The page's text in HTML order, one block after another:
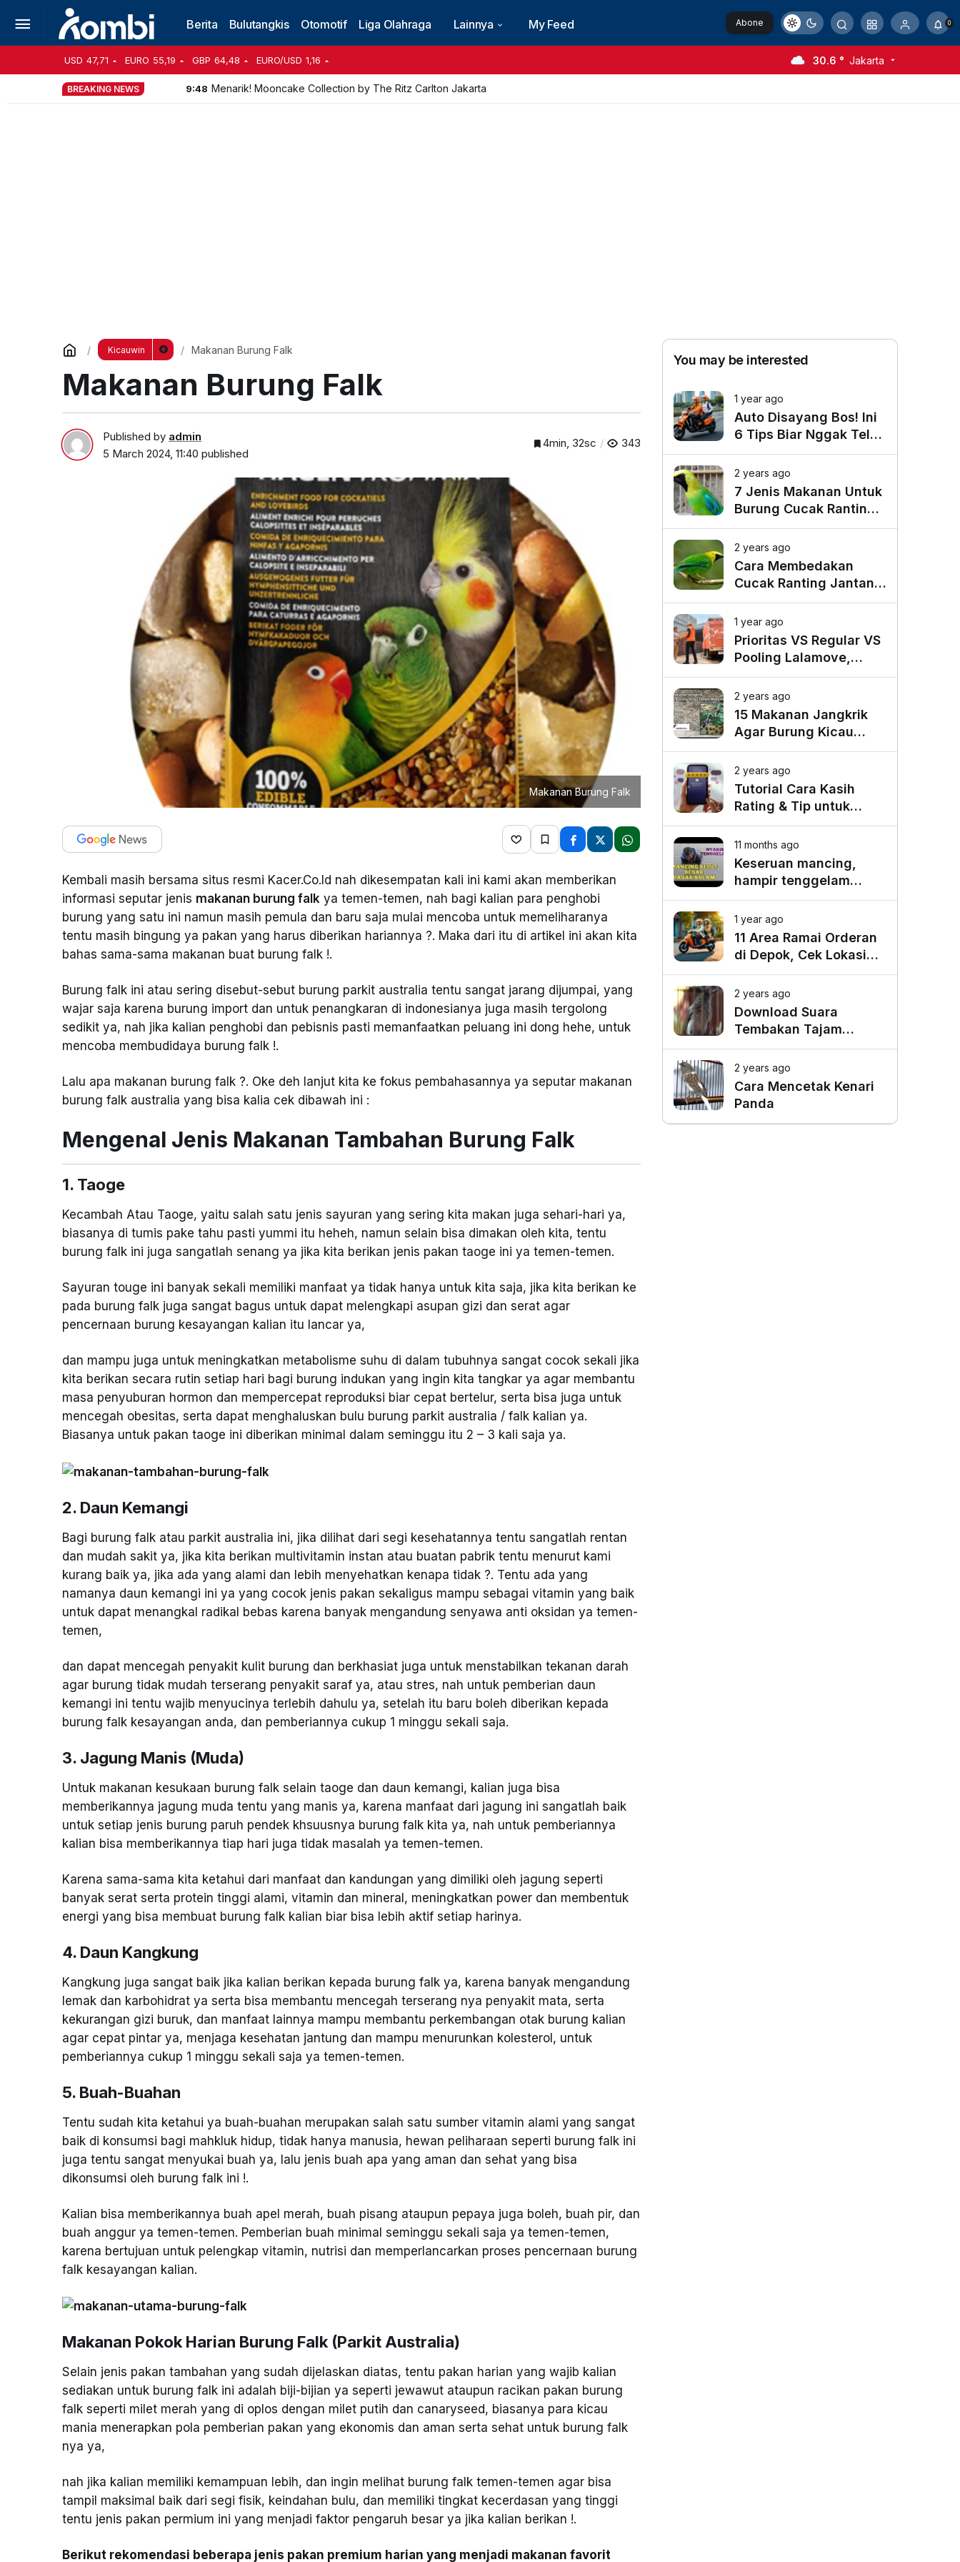
Berita Bulutangkis Otomotif Liga Olahraga Lainnya My Feed Abone
Ol
0
USD 47,71 EURO 55,19 GBP 64,48 EURO/USD 1,16 30.6 ° Jakarta
BREAKING NEWS 9:48 Menarik! Mooncake Collection by The Ritz Carlton Jakarta
Kicauwin Makanan Burung Falk
Makanan Burung Falk
Published by admin
5 March 2024, 11:40 published
4min, 32sc 343
Makanan Burung Falk
Kembali masih bersama situs resmi Kacer.Co.Id nah dikesempatan kali ini kami akan memberikan
informasi seputar jenis makanan burung falk ya temen-temen, nah bagi kalian para penghobi
burung yang satu ini namun masih pemula dan baru saja mulai mencoba untuk memeliharanya
tentu masih bingung ya pakan yang harus diberikan hariannya ?. Maka dari itu di artikel ini akan kita
bahas sama-sama makanan buat burung falk !.
Burung falk ini atau sering disebut-sebut burung parkit australia tentu sangat jarang dijumpai, yang
wajar saja karena burung import dan untuk penangkaran di indonesianya juga masih tergolong
sedikit ya, nah jika kalian penghobi dan pebisnis pasti memanfaatkan peluang ini dong hehe, untuk
mencoba membudidaya burung falk !.
Lalu apa makanan burung falk ?. Oke deh lanjut kita ke fokus pembahasannya ya seputar makanan
burung falk australia yang bisa kalia cek dibawah ini :
Mengenal Jenis Makanan Tambahan Burung Falk
1. Taoge
Kecambah Atau Taoge, yaitu salah satu jenis sayuran yang sering kita makan juga sehari-hari ya,
biasanya di tumis pake tahu pasti yummi itu heheh, namun selain bisa dimakan oleh kita, tentu
burung falk ini juga sangatlah senang ya jika kita berikan jenis pakan taoge ini ya temen-temen.
Sayuran touge ini banyak sekali memiliki manfaat ya tidak hanya untuk kita saja, jika kita berikan ke
pada burung falk juga sangat bagus untuk dapat melengkapi asupan gizi dan serat agar
pencernaan burung kesayangan kalian itu lancar ya,
dan mampu juga untuk meningkatkan metabolisme suhu di dalam tubuhnya sangat cocok sekali jika
kita berikan secara rutin setiap hari bagi burung indukan yang ingin kita tangkar ya agar membantu
masa penyuburan hormon dan mempercepat reproduksi biar cepat bertelur, serta bisa juga untuk
mencegah obesitas, serta dapat menghaluskan bulu burung parkit australia / falk kalian ya.
Biasanya untuk pakan taoge ini diberikan minimal dalam seminggu itu 2 – 3 kali saja ya.
2. Daun Kemangi
Bagi burung falk atau parkit australia ini, jika dilihat dari segi kesehatannya tentu sangatlah rentan
dan mudah sakit ya, jika kita berikan multivitamin instan atau buatan pabrik tentu menurut kami
kurang baik ya, jika ada yang alami dan lebih menyehatkan kenapa tidak ?. Tentu ada yang
namanya daun kemangi ini ya yang cocok jenis pakan sekaligus mampu sebagai vitamin yang baik
untuk dapat menangkal radikal bebas karena banyak mengandung senyawa anti oksidan ya temen-
temen,
dan dapat mencegah penyakit kulit burung dan berkhasiat juga untuk menstabilkan tekanan darah
agar burung tidak mudah terserang penyakit saraf ya, atau stres, nah untuk pemberian daun
kemangi ini tentu wajib menyucinya terlebih dahulu ya, setelah itu baru boleh diberikan kepada
burung falk kesayangan anda, dan pemberiannya cukup 1 minggu sekali saja.
3. Jagung Manis (Muda)
Untuk makanan kesukaan burung falk selain taoge dan daun kemangi, kalian juga bisa
memberikannya jagung muda tentu yang manis ya, karena manfaat dari jagung ini sangatlah baik
untuk setiap jenis burung paruh pendek khsuusnya burung falk kita ya, nah untuk pemberiannya
kalian bisa memberikannya tiap hari juga tidak masalah ya temen-temen.
Karena sama-sama kita ketahui dari manfaat dan kandungan yang dimiliki oleh jagung seperti
banyak serat serta protein tinggi alami, vitamin dan mineral, meningkatkan power dan membentuk
energi yang bisa membuat burung falk kalian biar bisa lebih aktif setiap harinya.
4. Daun Kangkung
Kangkung juga sangat baik jika kalian berikan kepada burung falk ya, karena banyak mengandung
lemak dan karbohidrat ya serta bisa membantu mencegah terserang nya penyakit mata, serta
kekurangan gizi buruk, dan manfaat lainnya mampu membantu perkembangan otak burung kalian
agar cepat pintar ya, menjaga kesehatan jantung dan mampu menurunkan kolesterol, untuk
pemberiannya cukup 1 minggu sekali saja ya temen-temen.
5. Buah-Buahan
Tentu sudah kita ketahui ya buah-buahan merupakan salah satu sumber vitamin alami yang sangat
baik di konsumsi bagi mahkluk hidup, tidak hanya manusia, hewan peliharaan seperti burung falk ini
juga tentu sangat menyukai buah ya, lalu jenis buah apa yang aman dan sehat yang bisa
dikonsumsi oleh burung falk ini !.
Kalian bisa memberikannya buah apel merah, buah pisang ataupun pepaya juga boleh, buah pir, dan
buah anggur ya temen-temen. Pemberian buah minimal seminggu sekali saja ya temen-temen,
karena bertujuan untuk pelengkap vitamin, nutrisi dan memperlancarkan proses pencernaan burung
falk kesayangan kalian.
Makanan Pokok Harian Burung Falk (Parkit Australia)
Selain jenis pakan tambahan yang sudah dijelaskan diatas, tentu pakan harian yang wajib kalian
sediakan untuk burung falk ini adalah biji-bijian ya seperti jewawut ataupun racikan pakan burung
falk seperti milet merah yang di oplos dengan milet putih dan canaryseed, biasanya para kicau
mania menerapkan pola pemberian pakan yang ekonomis dan aman serta sehat untuk burung falk
nya ya,
nah jika kalian memiliki kemampuan lebih, dan ingin melihat burung falk temen-temen agar bisa
tampil maksimal baik dari segi fisik, keindahan bulu, dan memiliki tingkat kecerdasan yang tinggi
tentu jenis pakan permium ini yang menjadi faktor pengaruh besar ya jika kalian berikan !.
Berikut rekomendasi beberapa jenis pakan premium harian yang menjadi makanan favorit
You may be interested
1 year ago
Auto Disayang Bos! Ini
6 Tips Biar Nggak Telat
Datang ke Kantor
2 years ago
7 Jenis Makanan Untuk
Burung Cucak Ranting
Agar Gacor
2 years ago
Cara Membedakan
Cucak Ranting Jantan
Dan Betina
1 year ago
Prioritas VS Regular VS
Pooling Lalamove,
Mana yang Paling
Cocok untuk Kebutuhan
Anda?
2 years ago
15 Makanan Jangkrik
Agar Burung Kicau
Tampil Maksimal
2 years ago
Tutorial Cara Kasih
Rating & Tip untuk
Driver Lalamove Ride
11 months ago
Keseruan mancing,
hampir tenggelam
gara-gara belut besar
1 year ago
11 Area Ramai Orderan
di Depok, Cek Lokasi
Favorit untuk Mangkal
Driver Online
2 years ago
Download Suara
Tembakan Tajam
Burung Siri Siri Gacor
Mp3
2 years ago
Cara Mencetak Kenari
Panda